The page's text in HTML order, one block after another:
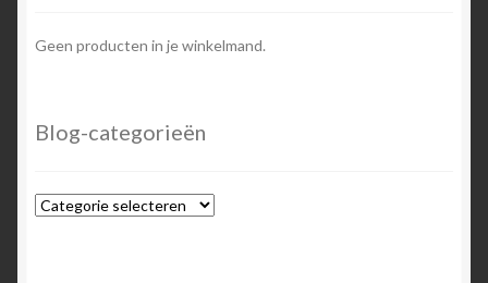
Geen producten in je winkelmand.
Blog-categorieën
Blog-